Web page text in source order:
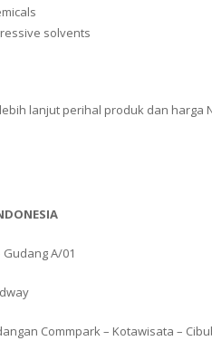
solvents
lanjut perihal produk dan harga
Gudang A/01
Commpark – Kotawisata –